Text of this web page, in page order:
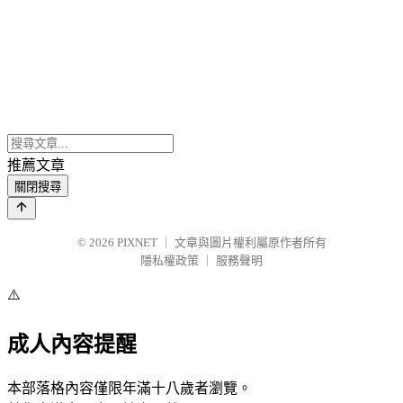
推薦文章
關閉搜尋
© 2026 PIXNET
文章與圖片權利屬原作者所有
隱私權政策
服務聲明
⚠️
成人內容提醒
本部落格內容僅限年滿十八歲者瀏覽。